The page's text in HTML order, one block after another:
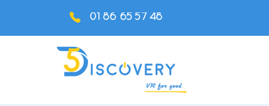
01 86 65 57 48